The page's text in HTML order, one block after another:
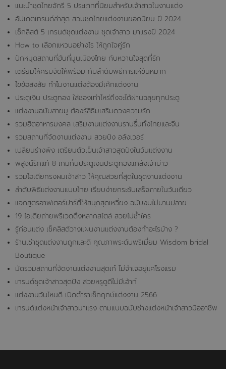
แนะนำชุดไทยจักรี 5 ประเภทที่นิยมสำหรับเจ้าสาวในงานแต่ง
อัปเดตเทรนด์ล่าสุด สวมชุดไทยแต่งงานยอดนิยม ปี 2024
เช็กลิสต์ 5 เทรนด์ชุดแต่งงาน ชุดเจ้าสาว มาแรงปี 2024
How to เลือกแหวนอย่างไร ให้ถูกใจคู่รัก
ปักหมุดสถานที่ฮันที่มูนเมืองไทย กับหวานใจสุดที่รัก
เตรียมให้ครบจัดให้พร้อม กับลำดับพิธีการแห่ขันหมาก
ไขข้อสงสัย ทำไมงานแต่งต้องมีเค้กแต่งงาน
ประตูเงิน ประตูทอง ใส่ซองเท่าไหร่ถึงจะได้ผ่านฉลุยทุกประตู
แต่งงานฉบับสายมู ต้องรู้สีธีมเสริมดวงความรัก
รวมฮิตอาหารมงคล เสริมงานแต่งงานราบรื่นทั้งไทยและจีน
รวมสถานที่จัดงานแต่งงาน สวยปัง อลังเวอร์
เปลี่ยนร่างพัง เตรียมตัวเป็นเจ้าสาวสุดปังในวันแต่งงาน
พิสูจน์รักแท้ 8 เกมกั้นประตูเงินประตูทองแกล้งเจ้าบ่าว
รวมไอเดียทรงผมเจ้าสาว ให้คุณสวยที่สุดในชุดงานแต่งงาน
ลำดับพิธีแต่งงานแบบไทย เรียบง่ายกระชับเสร็จภายในวันเดียว
แจกสูตรอาฟเตอร์ปาร์ตี้ให้สนุกสุดเหวี่ยง ฉบับงบไม่บานปลาย
19 ไอเดียถ่ายพรีเวดดิ้งหลากสไตล์ สวยไม่ซ้ำใคร
รู้ก่อนแต่ง เช็คลิสต์วางแผนงานแต่งงานต้องทำอะไรบ้าง ?
ร้านเช่าชุดแต่งงานถูกและดี คุณภาพระดับพรีเมี่ยม Wisdom bridal
Boutique
มัดรวมสถานที่จัดงานแต่งงานสุดเก๋ ไม่จำเจอยู่แค่โรงแรม
เทรนด์ชุดเจ้าสาวสุดปัง สวยหรูดูดีไม่มีเอ้าท์
แต่งงานวันไหนดี เปิดตำราเช็กฤกษ์แต่งงาน 2566
เทรนด์แต่งหน้าเจ้าสาวมาแรง ตามแบบฉบับช่างแต่งหน้าเจ้าสาวมืออาชีพ